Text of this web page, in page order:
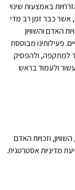
באמצעות שינוי
אשר כבר זמן רב מדי
האדם והשוויון
פעילותינו מבוססת
למתקפה, ולהפסיק
ולעמוד בראש
וזכויות האדם
מדיניות אסטרטגית.